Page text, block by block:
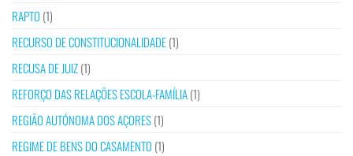
RAPTO (1)
RECURSO DE CONSTITUCIONALIDADE(1)
RECUSA DE JUIZ(1)
REFORÇO DAS RELAÇÕES ESCOLA-FAMÍLIA(1)
REGIÃO AUTÓNOMA DOS AÇORES(1)
REGIME DE BENS DO CASAMENTO (1)